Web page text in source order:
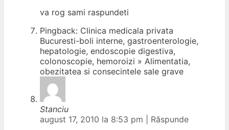
va rog sami raspundeti
Pingback: Clinica medicala privata
Bucuresti-boli interne, gastroenterologie,
hepatologie, endoscopie digestiva,
colonoscopie, hemoroizi » Alimentatia,
obezitatea si consecintele sale grave
Stanciu
august 17, 2010 la 8:53 pm
Răspunde